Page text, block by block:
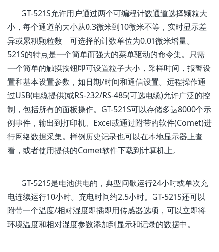
GT-521S允许用户通过两个可编程计数通道选择颗粒大
小，每个通道的大小从0.3微米到10微米不等，实时显示差
异或累积颗粒数，可选择的计数单位为0.01微米增量。
521S的特点是一个简单而强大的菜单驱动的命令集。只需
一个简单的触摸按钮即可设置粒子大小，采样时间，报警设
置和基本设置参数，如日期/时间和通信设置。远程操作通
过USB(电缆提供)或RS-232/RS-485(可选电缆)允许广泛的控
制，包括所有的面板操作。GT-521S可以存储多达8000个示
例事件，输出到打印机、Excel或通过附带的软件(Comet)进
行网络数据采集。样例历史记录也可以在本地显示器上查
看，或者使用提供的Comet软件下载到计算机上。
GT-521S是电池供电的，典型间歇运行24小时或单次充
电连续运行10小时。充电时间约2.5小时。GT-521S还可以
附带一个温度/相对湿度即插即用传感器选项，可以立即将
环境温度和相对湿度参数添加到显示和记录的数据中。